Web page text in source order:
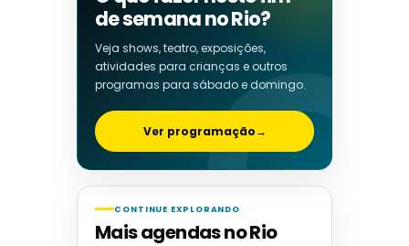
de semana no Rio?
Veja shows, teatro, exposições,
atividades para crianças e outros
programas para sábado e domingo.
Ver programação→
CONTINUE EXPLORANDO
Mais agendas no Rio